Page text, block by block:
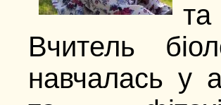
та
Вчитель
навчалась у